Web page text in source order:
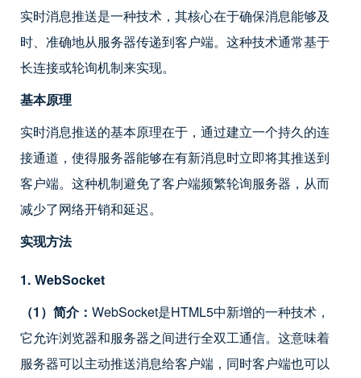
实时消息推送是一种技术，其核心在于确保消息能够及
时、准确地从服务器传递到客户端。这种技术通常基于
长连接或轮询机制来实现。
基本原理
实时消息推送的基本原理在于，通过建立一个持久的连
接通道，使得服务器能够在有新消息时立即将其推送到
客户端。这种机制避免了客户端频繁轮询服务器，从而
减少了网络开销和延迟。
实现方法
1. WebSocket
（1）简介： WebSocket是HTML5中新增的一种技术，
它允许浏览器和服务器之间进行全双工通信。这意味着
服务器可以主动推送消息给客户端，同时客户端也可以